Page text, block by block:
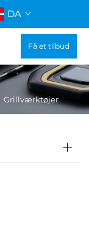
DA
Få et tilbud
Grillværktøjer